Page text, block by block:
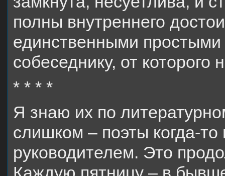
полны внутреннего
единственными
собеседнику, от
* * * *
Я знаю их по
слишком – поэты когда-
руководителем. Это